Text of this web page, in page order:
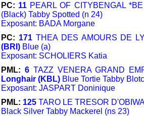
PC: 11 PEARL OF CITYBENGAL *BE
(Black) Tabby Spotted (n 24)
Exposant: BADA Morgane
PC: 171THEA DES AMOURS DE
(BRI) Blue (a)
Exposant: SCHOLIERS Katia
PML: 6TAZZ VENERA GRAND
Longhair (KBL) Blue Tortie Tabby
Exposant: JASPART Doninique
PML: 125 TARO LE TRESOR
Black Silver Tabby Mackerel (ns 23)